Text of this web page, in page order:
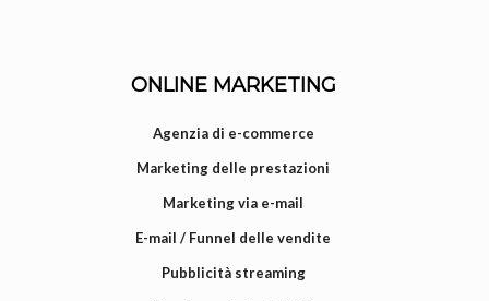
ONLINE MARKETING
Agenzia di e-commerce
Marketing delle prestazioni
Marketing via e-mail
E-mail / Funnel delle vendite
Pubblicità streaming